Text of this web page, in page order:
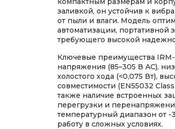
заливкой, он устойчив к
от пыли и влаги. Модель
автоматизации, портативной
требующего высокой
Ключевые преимущества
напряжения (85–305 В AC),
холостого хода (<0,075 Вт),
совместимости (EN55032
также наличие встроенных
перегрузки и
температурный диапазон от -
работу в сложных условиях.